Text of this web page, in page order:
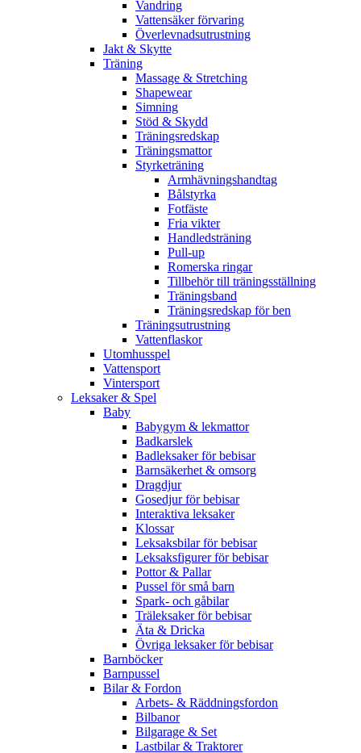
Vandring
Vattensäker förvaring
Överlevnadsutrustning
Jakt & Skytte
Träning
Massage & Stretching
Shapewear
Simning
Stöd & Skydd
Träningsredskap
Träningsmattor
Styrketräning
Armhävningshandtag
Bålstyrka
Fotfäste
Fria vikter
Handledsträning
Pull-up
Romerska ringar
Tillbehör till träningsställning
Träningsband
Träningsredskap för ben
Träningsutrustning
Vattenflaskor
Utomhusspel
Vattensport
Vintersport
Leksaker & Spel
Baby
Babygym & lekmattor
Badkarslek
Badleksaker för bebisar
Barnsäkerhet & omsorg
Dragdjur
Gosedjur för bebisar
Interaktiva leksaker
Klossar
Leksaksbilar för bebisar
Leksaksfigurer för bebisar
Pottor & Pallar
Pussel för små barn
Spark- och gåbilar
Träleksaker för bebisar
Äta & Dricka
Övriga leksaker för bebisar
Barnböcker
Barnpussel
Bilar & Fordon
Arbets- & Räddningsfordon
Bilbanor
Bilgarage & Set
Lastbilar & Traktorer